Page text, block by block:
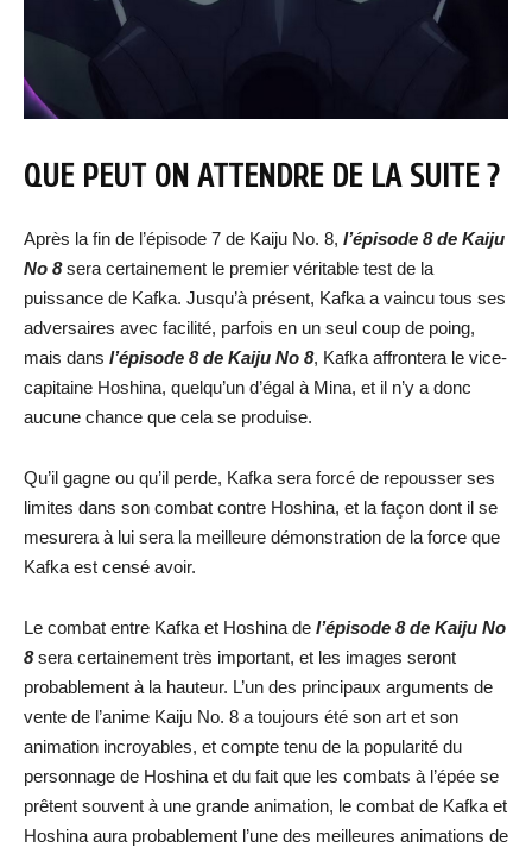
QUE PEUT ON ATTENDRE DE LA SUITE ?
Après la fin de l’épisode 7 de Kaiju No. 8, l’épisode 8 de Kaiju
No 8sera certainement le premier véritable test de la
puissance de Kafka. Jusqu’à présent, Kafka a vaincu tous ses
adversaires avec facilité, parfois en un seul coup de poing,
mais dans l’épisode 8 de Kaiju No 8, Kafka affrontera le vice-
capitaine Hoshina, quelqu’un d’égal à Mina, et il n’y a donc
aucune chance que cela se produise.
Qu’il gagne ou qu’il perde, Kafka sera forcé de repousser ses
limites dans son combat contre Hoshina, et la façon dont il se
mesurera à lui sera la meilleure démonstration de la force que
Kafka est censé avoir.
Le combat entre Kafka et Hoshina de l’épisode 8 de Kaiju No
8sera certainement très important, et les images seront
probablement à la hauteur. L’un des principaux arguments de
vente de l’anime Kaiju No. 8 a toujours été son art et son
animation incroyables, et compte tenu de la popularité du
personnage de Hoshina et du fait que les combats à l’épée se
prêtent souvent à une grande animation, le combat de Kafka et
Hoshina aura probablement l’une des meilleures animations de